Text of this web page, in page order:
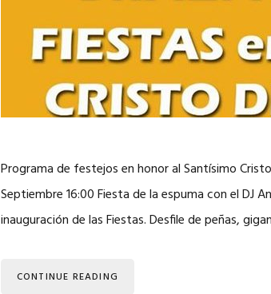
Programa de festejos en honor al Santísimo
Septiembre 16:00 Fiesta de la espuma con el DJ
inauguración de las Fiestas. Desfile de peñas,
CONTINUE READING